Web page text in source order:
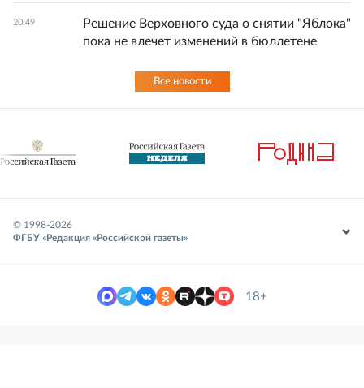
20:49
Решение Верховного суда о снятии "Яблока"
пока не влечет изменений в бюллетене
Все новости
© 1998-2026
ФГБУ «Редакция «Российской газеты»
18+